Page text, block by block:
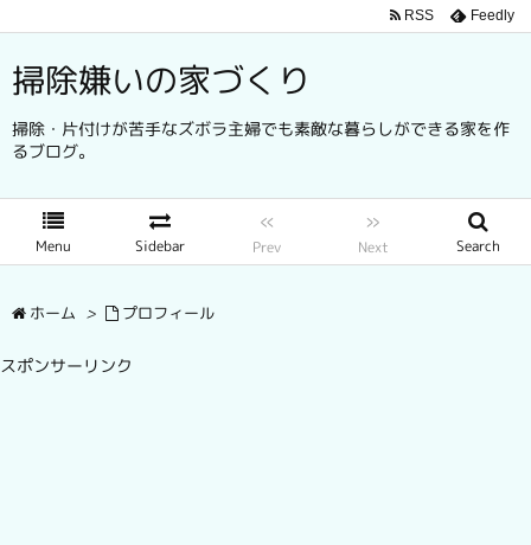
掃除嫌いの家づくり
掃除・片付けが苦手なズボラ主婦でも素敵な暮らしができる家を作
るブログ。
Menu Sidebar
«
Prev
»
Next Search
RSS Feedly
ホーム > プロフィール
スポンサーリンク